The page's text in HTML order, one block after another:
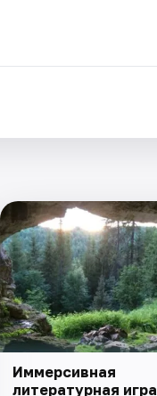
Иммерсивная
литературная игра